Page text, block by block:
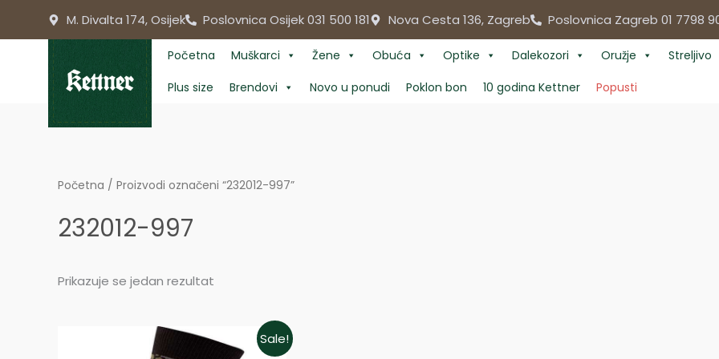
M. Divalta 174, Osijek Poslovnica Osijek 031 500 181 Nova Cesta 136, Zagreb Poslovnica Zagreb 01 7798
Početna Muškarci Žene Obuća Optike Dalekozori Oružje Streljivo
Plus size
Brendovi Novo u ponudi Poklon bon 10 godina Kettner Popusti
Početna / Proizvodi označeni “232012-997”
232012-997
Prikazuje se jedan rezultat
Sale!
Current
price